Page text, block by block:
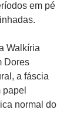
em pé
Walkíria
Dores
a fáscia
normal do